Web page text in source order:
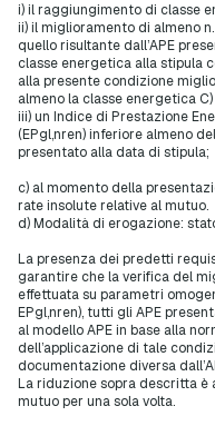
i) il raggiungimento di classe
ii) il miglioramento di almeno
quello risultante dall’APE
classe energetica alla stipula
alla presente condizione
almeno la classe energetica
iii) un Indice di Prestazione
(EPgl,nren) inferiore almeno
presentato alla data di stipula;
c) al momento della
rate insolute relative al mutuo.
d) Modalità di erogazione:
La presenza dei predetti
garantire che la verifica del
effettuata su parametri
EPgl,nren), tutti gli APE
al modello APE in base alla
dell’applicazione di tale
documentazione diversa
La riduzione sopra descritta è
mutuo per una sola volta.